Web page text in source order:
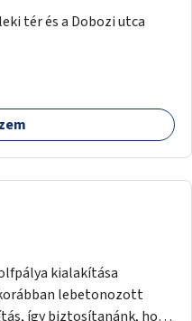
tér és a Dobozi utca
kialakítása
lebetonozott
így biztosítanánk, hogy